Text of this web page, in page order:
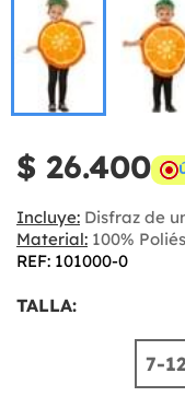
$ 26.400
Incluye: Disfraz de
Material: 100%
REF: 101000-0
TALLA:
7-